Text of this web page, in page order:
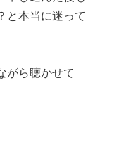
と本当に迷って
がら聴かせて